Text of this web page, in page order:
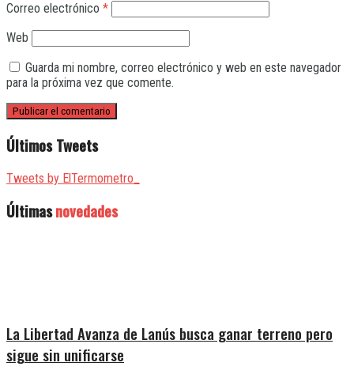
Correo electrónico *
Web
Guarda mi nombre, correo electrónico y web en este navegador
para la próxima vez que comente.
Últimos Tweets
Tweets by ElTermometro_
Últimasnovedades
La Libertad Avanza de Lanús busca ganar terreno pero
sigue sin unificarse